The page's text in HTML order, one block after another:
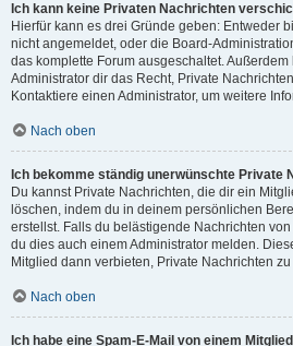
Ich kann keine Privaten Nachrichten
Hierfür kann es drei Gründe geben: Entweder
nicht angemeldet, oder die Board-
das komplette Forum ausgeschaltet.
Administrator dir das Recht, Private
Kontaktiere einen Administrator, um weitere
Nach oben
Ich bekomme ständig unerwünschte Private
Du kannst Private Nachrichten, die dir ein
löschen, indem du in deinem persönlichen
erstellst. Falls du belästigende Nachrichten
du dies auch einem Administrator melden.
Mitglied dann verbieten, Private Nachrichten
Nach oben
Ich habe eine Spam-E-Mail von einem